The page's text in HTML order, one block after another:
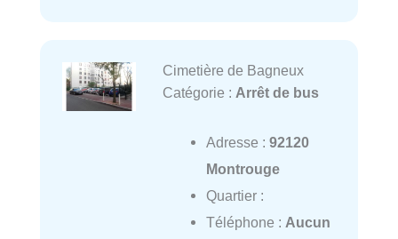
Cimetière de Bagneux
Catégorie : Arrêt de bus
Adresse : 92120
Montrouge
Quartier :
Téléphone : Aucun